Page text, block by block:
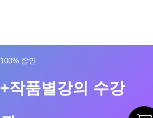
100% 할인
+작품별강의 수강